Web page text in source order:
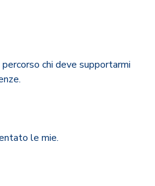
chi deve supportarmi
le mie.